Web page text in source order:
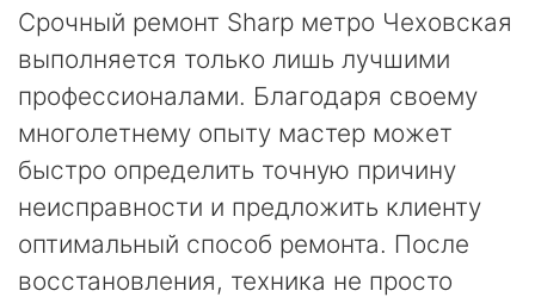
Срочный ремонт Sharp метро Чеховская
выполняется только лишь лучшими
профессионалами. Благодаря своему
многолетнему опыту мастер может
быстро определить точную причину
неисправности и предложить клиенту
оптимальный способ ремонта. После
восстановления, техника не просто